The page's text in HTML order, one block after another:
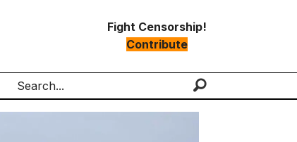
Fight Censorship!
Contribute
Search